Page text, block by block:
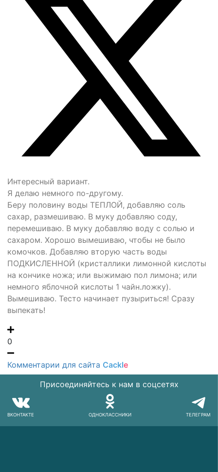
Интересный вариант.
Я делаю немного по-другому.
Беру половину воды ТЕПЛОЙ, добавляю соль
сахар, размешиваю. В муку добавляю соду,
перемешиваю. В муку добавляю воду с солью и
сахаром. Хорошо вымешиваю, чтобы не было
комочков. Добавляю вторую часть воды
ПОДКИСЛЕННОЙ (кристаллики лимонной кислоты
на кончике ножа; или выжимаю пол лимона; или
немного яблочной кислоты 1 чайн.ложку).
Вымешиваю. Тесто начинает пузыриться! Сразу
выпекать!
0
Комментарии для сайта Cackle
Присоединяйтесь к нам в соцсетях
ВКОНТАКТЕ ОДНОКЛАССНИКИ ТЕЛЕГРАМ